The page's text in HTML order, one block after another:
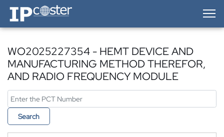
IP-Coster — Home
WO2025227354 - HEMT DEVICE AND
MANUFACTURING METHOD THEREFOR,
AND RADIO FREQUENCY MODULE
Search